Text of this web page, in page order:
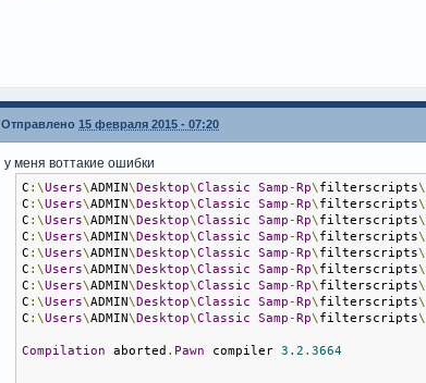
Отправлено15 февраля 2015 - 07:20
у меня воттакие ошибки
C :\Users\ADMIN\Desktop\Classic Samp- Rp\filterscripts\
C :\Users\ADMIN\Desktop\Classic Samp- Rp\filterscripts\
C :\Users\ADMIN\Desktop\Classic Samp- Rp\filterscripts\
C :\Users\ADMIN\Desktop\Classic Samp- Rp\filterscripts\
C :\Users\ADMIN\Desktop\Classic Samp- Rp\filterscripts\
C :\Users\ADMIN\Desktop\Classic Samp- Rp\filterscripts\
C :\Users\ADMIN\Desktop\Classic Samp- Rp\filterscripts\
C :\Users\ADMIN\Desktop\Classic Samp- Rp\filterscripts\
C :\Users\ADMIN\Desktop\Classic Samp- Rp\filterscripts\
Compilation aborted . Pawn compiler 3.2 .3664